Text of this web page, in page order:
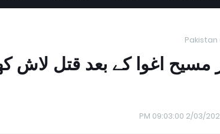
مسیح اغوا کے بعد قتل لاش
2/03/2023 09:03:00